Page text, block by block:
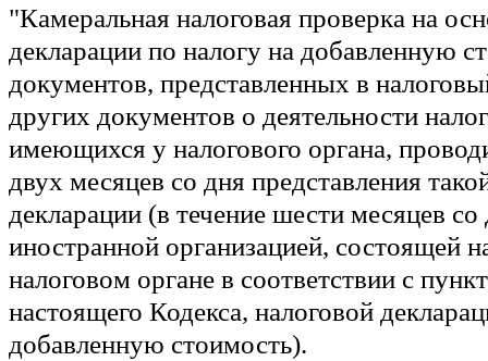
"Камеральная налоговая проверка на
декларации по налогу на добавленную
документов, представленных в
других документов о деятельности
имеющихся у налогового органа,
двух месяцев со дня представления
декларации (в течение шести месяцев со
иностранной организацией, состоящей
налоговом органе в соответствии с
настоящего Кодекса, налоговой
добавленную стоимость).